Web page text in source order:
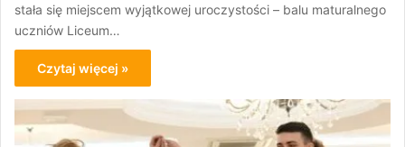
stała się miejscem wyjątkowej uroczystości – balu maturalnego
uczniów Liceum…
Czytaj więcej »